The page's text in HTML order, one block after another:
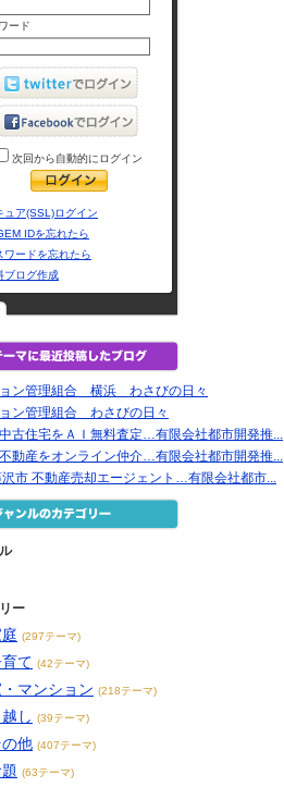
ード
次回から自動的にログイン
ュア(SSL)ログイン
IDを忘れたら
ワードを忘れたら
ブログ作成
ン管理組合 横浜 わさびの日々
ン管理組合 わさびの日々
古住宅をＡＩ無料査定…有限会社都市開発推...
動産をオンライン仲介…有限会社都市開発推...
沢市 不動産売却エージェント…有限会社都市...
ー
(297テーマ)
て (42テーマ)
マンション (218テーマ)
し (39テーマ)
の他 (407テーマ)
(63テーマ)